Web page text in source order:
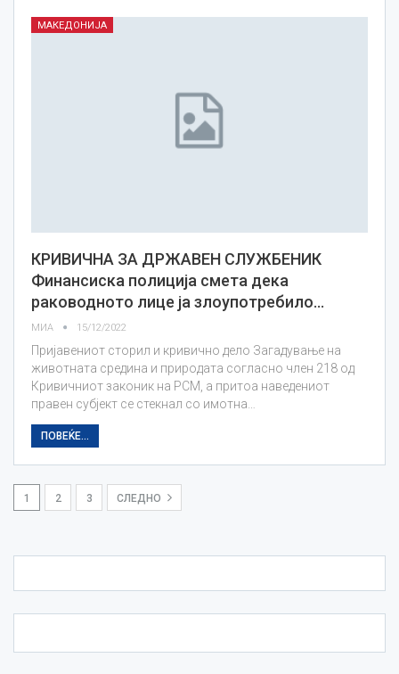
МАКЕДОНИЈА
КРИВИЧНА ЗА ДРЖАВЕН СЛУЖБЕНИК
Финансиска полиција смета дека
раководното лице ја злоупотребило…
МИА 15/12/2022
Пријавениот сторил и кривично дело Загадување на
животната средина и природата согласно член 218 од
Кривичниот законик на РСМ, а притоа наведениот
правен субјект се стекнал со имотна…
ПОВЕЌЕ...
1 2 3 СЛЕДНО